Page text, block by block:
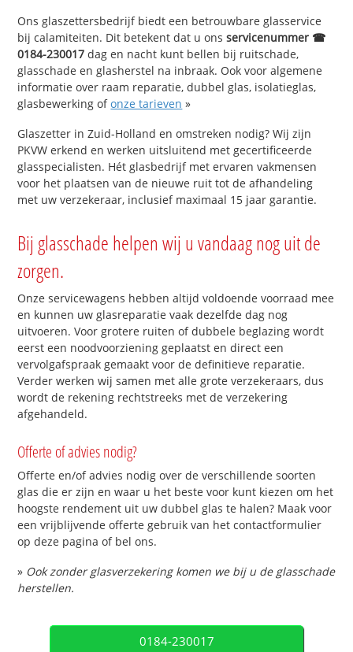
Ons glaszettersbedrijf biedt een betrouwbare glasservice
bij calamiteiten. Dit betekent dat u onsservicenummer ☎
0184-230017 dag en nacht kunt bellen bij ruitschade,
glasschade en glasherstel na inbraak. Ook voor algemene
informatie over raam reparatie, dubbel glas, isolatieglas,
glasbewerking ofonze tarieven »
Glaszetter in Zuid-Holland en omstreken nodig? Wij zijn
PKVW erkend en werken uitsluitend met gecertificeerde
glasspecialisten. Hét glasbedrijf met ervaren vakmensen
voor het plaatsen van de nieuwe ruit tot de afhandeling
met uw verzekeraar, inclusief maximaal 15 jaar garantie.
Bij glasschade helpen wij u vandaag nog uit de
zorgen.
Onze servicewagens hebben altijd voldoende voorraad mee
en kunnen uw glasreparatie vaak dezelfde dag nog
uitvoeren. Voor grotere ruiten of dubbele beglazing wordt
eerst een noodvoorziening geplaatst en direct een
vervolgafspraak gemaakt voor de definitieve reparatie.
Verder werken wij samen met alle grote verzekeraars, dus
wordt de rekening rechtstreeks met de verzekering
afgehandeld.
Offerte of advies nodig?
Offerte en/of advies nodig over de verschillende soorten
glas die er zijn en waar u het beste voor kunt kiezen om het
hoogste rendement uit uw dubbel glas te halen? Maak voor
een vrijblijvende offerte gebruik van het contactformulier
op deze pagina of bel ons.
» Ook zonder glasverzekering komen we bij u de glasschade
herstellen.
0184-230017